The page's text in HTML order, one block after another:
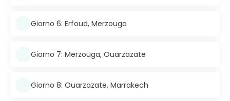
Giorno 6: Erfoud, Merzouga
Giorno 7: Merzouga, Ouarzazate
Giorno 8: Ouarzazate, Marrakech